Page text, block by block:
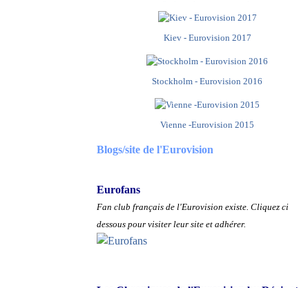
Kiev - Eurovision 2017
Stockholm - Eurovision 2016
Vienne -Eurovision 2015
Blogs/site de l'Eurovision
Eurofans
Fan club français de l'Eurovision existe. Cliquez ci
dessous pour visiter leur site et adhérer.